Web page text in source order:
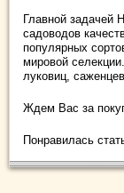
Главной задачей
садоводов
популярных
мировой
луковиц,
Ждем Вас за
Понравилась